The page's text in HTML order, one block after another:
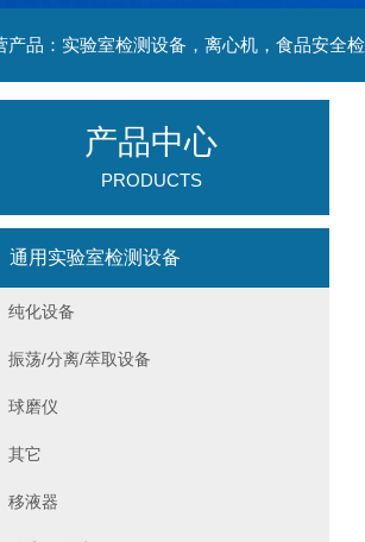
产品中心
PRODUCTS
通用实验室检测设备
纯化设备
振荡/分离/萃取设备
球磨仪
其它
移液器